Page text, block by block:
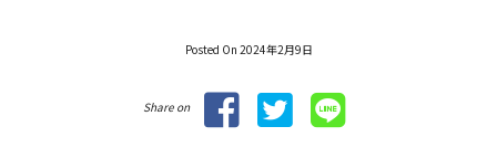
Posted On 2024年2月9日
Share on